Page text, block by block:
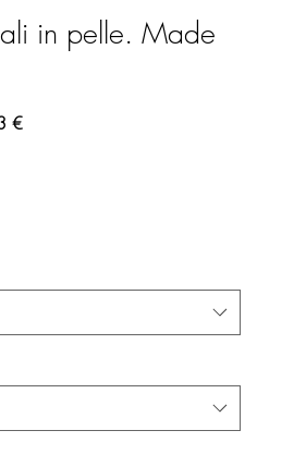
in pelle. Made
€Prezzo scontato